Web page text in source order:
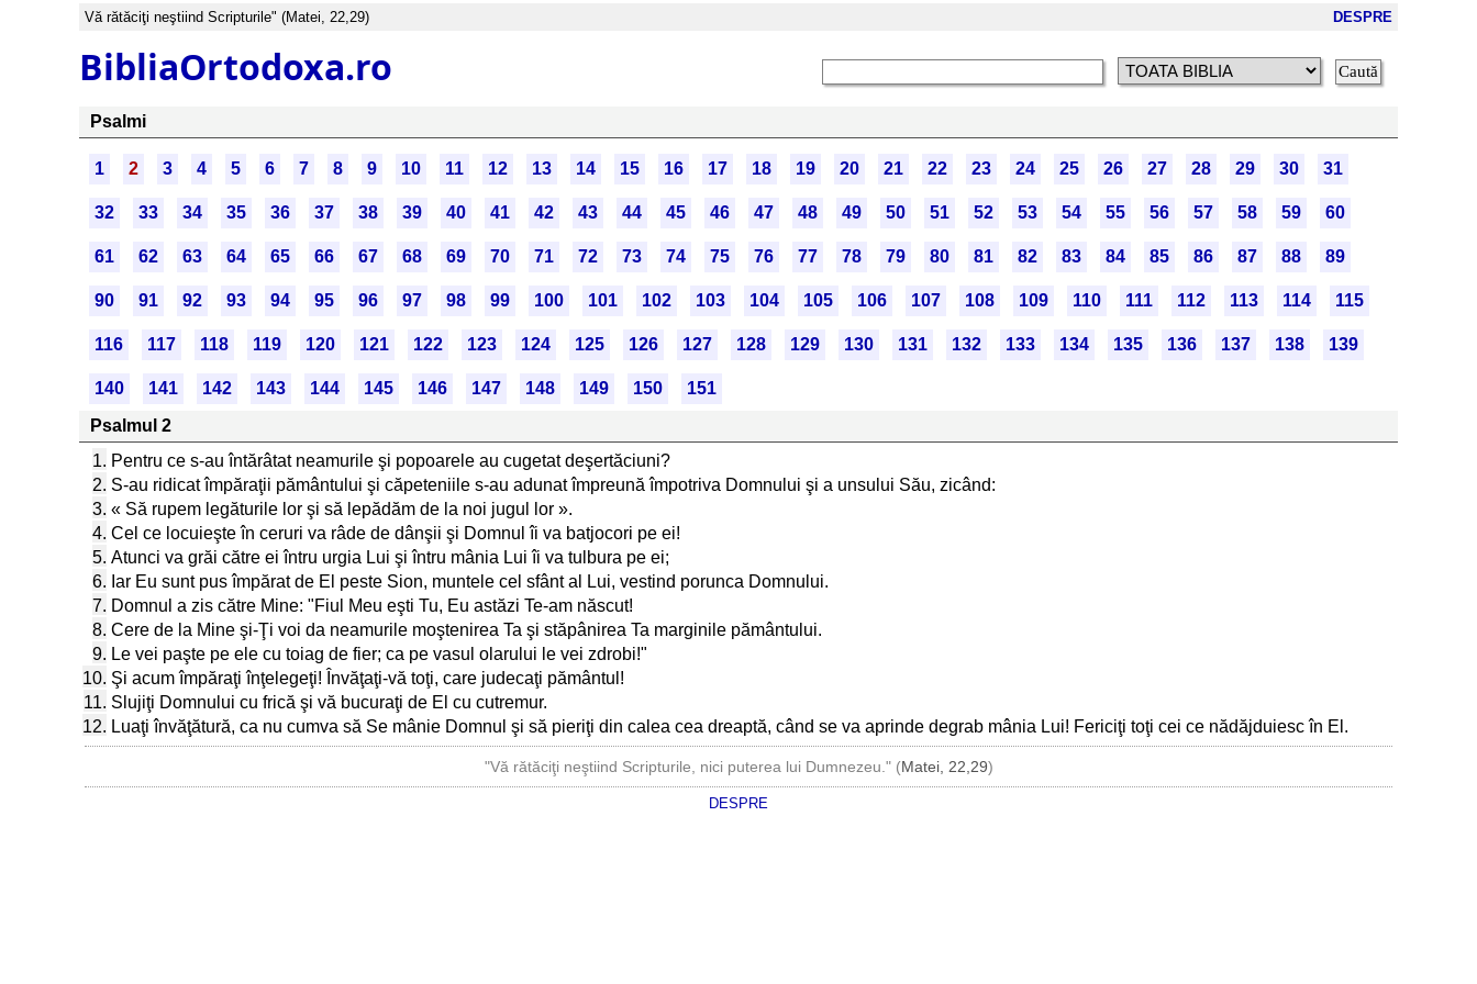
Vă rătăciţi neştiind Scripturile" (Matei, 22,29) DESPRE
BibliaOrtodoxa.ro
Psalmi
1 2 3 4 5 6 7 8 9 10 11 12 13 14 15 16 17 18 19 20 21 22 23 24 25 26 27 28 29 30 31
32 33 34 35 36 37 38 39 40 41 42 43 44 45 46 47 48 49 50 51 52 53 54 55 56 57 58 59 60
61 62 63 64 65 66 67 68 69 70 71 72 73 74 75 76 77 78 79 80 81 82 83 84 85 86 87 88 89
90 91 92 93 94 95 96 97 98 99 100 101 102 103 104 105 106 107 108 109 110 111 112 113 114 115
116 117 118 119 120 121 122 123 124 125 126 127 128 129 130 131 132 133 134 135 136 137 138 139
140 141 142 143 144 145 146 147 148 149 150
151
Psalmul 2
1. Pentru ce s-au întărâtat neamurile şi popoarele au cugetat deşertăciuni?
2. S-au ridicat împăraţii pământului şi căpeteniile s-au adunat împreună împotriva Domnului şi a unsului Său, zicând:
3. « Să rupem legăturile lor şi să lepădăm de la noi jugul lor ».
4. Cel ce locuieşte în ceruri va râde de dânşii şi Domnul îi va batjocori pe ei!
5. Atunci va grăi către ei întru urgia Lui şi întru mânia Lui îi va tulbura pe ei;
6. Iar Eu sunt pus împărat de El peste Sion, muntele cel sfânt al Lui, vestind porunca Domnului.
7. Domnul a zis către Mine: "Fiul Meu eşti Tu, Eu astăzi Te-am născut!
8. Cere de la Mine şi-Ţi voi da neamurile moştenirea Ta şi stăpânirea Ta marginile pământului.
9. Le vei paşte pe ele cu toiag de fier; ca pe vasul olarului le vei zdrobi!"
10. Şi acum împăraţi înţelegeţi! Învăţaţi-vă toţi, care judecaţi pământul!
11. Slujiţi Domnului cu frică şi vă bucuraţi de El cu cutremur.
12. Luaţi învăţătură, ca nu cumva să Se mânie Domnul şi să pieriţi din calea cea dreaptă, când se va aprinde degrab mânia Lui! Fericiţi toţi cei ce nădăjduiesc în El.
"Vă rătăciţi neştiind Scripturile, nici puterea lui Dumnezeu." (Matei, 22,29)
DESPRE